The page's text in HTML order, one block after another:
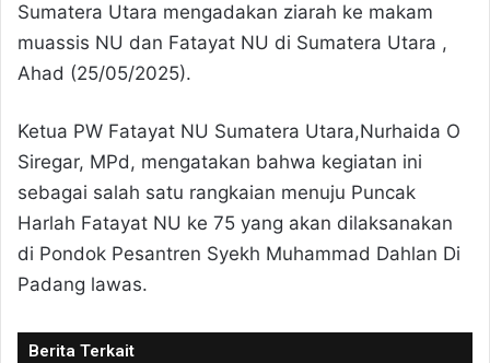
Sumatera Utara mengadakan ziarah ke makam
muassis NU dan Fatayat NU di Sumatera Utara ,
Ahad (25/05/2025).
Ketua PW Fatayat NU Sumatera Utara,Nurhaida O
Siregar, MPd, mengatakan bahwa kegiatan ini
sebagai salah satu rangkaian menuju Puncak
Harlah Fatayat NU ke 75 yang akan dilaksanakan
di Pondok Pesantren Syekh Muhammad Dahlan Di
Padang lawas.
Berita Terkait